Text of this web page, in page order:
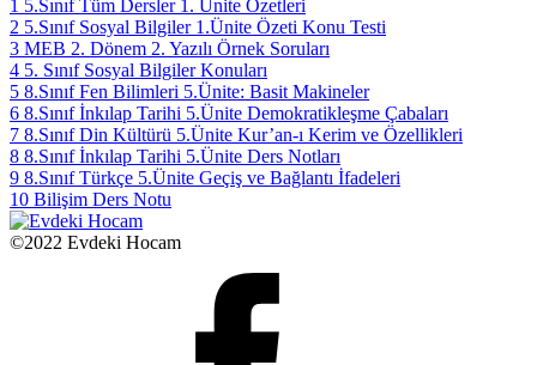
1 5.Sınıf Tüm Dersler 1. Ünite Özetleri
2 5.Sınıf Sosyal Bilgiler 1.Ünite Özeti Konu Testi
3 MEB 2. Dönem 2. Yazılı Örnek Soruları
4 5. Sınıf Sosyal Bilgiler Konuları
5 8.Sınıf Fen Bilimleri 5.Ünite: Basit Makineler
6 8.Sınıf İnkılap Tarihi 5.Ünite Demokratikleşme Çabaları
7 8.Sınıf Din Kültürü 5.Ünite Kur’an-ı Kerim ve Özellikleri
8 8.Sınıf İnkılap Tarihi 5.Ünite Ders Notları
9 8.Sınıf Türkçe 5.Ünite Geçiş ve Bağlantı İfadeleri
10 Bilişim Ders Notu
©2022 Evdeki Hocam